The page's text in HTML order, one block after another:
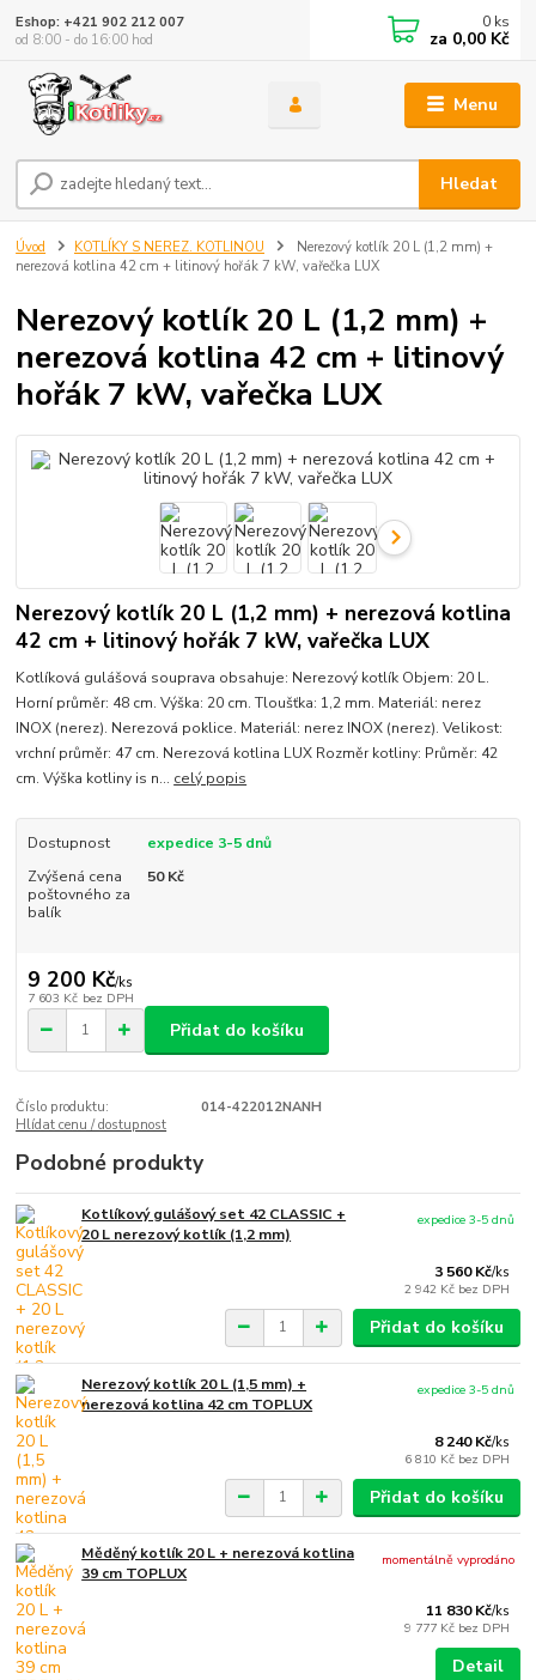
Menu
Hledat
Eshop: +421 902 212 007
od 8:00 - do 16:00 hod
0 ks
za 0,00 Kč
Úvod KOTLÍKY S NEREZ. KOTLINOU
Nerezový kotlík 20 L (1,2 mm) +
nerezová kotlina 42 cm + litinový hořák 7 kW, vařečka LUX
Nerezový kotlík 20 L (1,2 mm) +
nerezová kotlina 42 cm + litinový
hořák 7 kW, vařečka LUX
Nerezový kotlík 20 L (1,2 mm) + nerezová kotlina
42 cm + litinový hořák 7 kW, vařečka LUX
Kotlíková gulášová souprava obsahuje: Nerezový kotlík Objem: 20 L.
Horní průměr: 48 cm. Výška: 20 cm. Tloušťka: 1,2 mm. Materiál: nerez
INOX (nerez). Nerezová poklice. Materiál: nerez INOX (nerez). Velikost:
vrchní průměr: 47 cm. Nerezová kotlina LUX Rozměr kotliny: Průměr: 42
cm. Výška kotliny is n... celý popis
Dostupnost
expedice 3-5 dnů
Zvýšená cena
poštovného za
balík
50 Kč
9 200 Kč/ks
7 603 Kč bez DPH
Přidat do košíku
Číslo produktu:
014-422012NANH
Hlídat cenu / dostupnost
Podobné produkty
Kotlíkový gulášový set 42 CLASSIC +
20 L nerezový kotlík (1,2 mm)
3 560 Kč/ks
2 942 Kč bez DPH
expedice 3-5 dnů
Přidat do košíku
Nerezový kotlík 20 L (1,5 mm) +
nerezová kotlina 42 cm TOPLUX
8 240 Kč/ks
6 810 Kč bez DPH
expedice 3-5 dnů
Přidat do košíku
Měděný kotlík 20 L + nerezová kotlina
39 cm TOPLUX
11 830 Kč/ks
9 777 Kč bez DPH
momentálně vyprodáno
Detail